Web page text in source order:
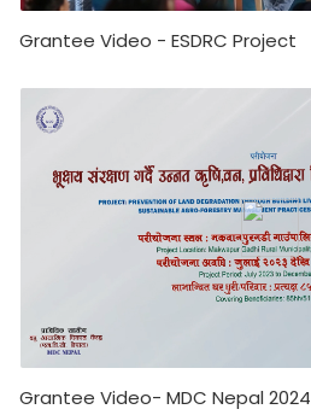
Grantee Video - ESDRC Project
Grantee Video- MDC Nepal 2024